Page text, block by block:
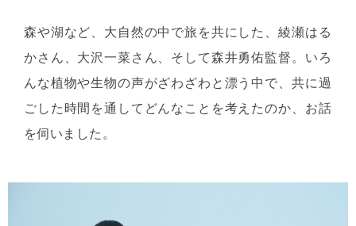
森や湖など、大自然の中で旅を共にした、綾瀬はる
かさん、大沢一菜さん、そして森井勇佑監督。いろ
んな植物や生物の声がざわざわと漂う中で、共に過
ごした時間を通してどんなことを考えたのか、お話
を伺いました。